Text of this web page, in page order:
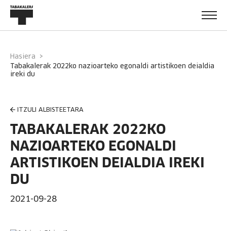
Hasiera
ireki du
ITZULI ALBISTEETARA
TABAKALERAK 2022KO
NAZIOARTEKO EGONALDI
ARTISTIKOEN DEIALDIA IREKI
DU
2021-09-28